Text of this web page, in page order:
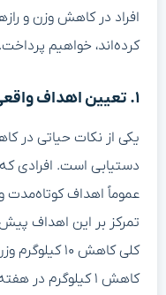
افراد در کاهش وزن و
کرده‌اند، خواهیم پرداخت.
۱. تعیین اهداف واقعی
یکی از نکات حیاتی در
دستیابی است. افرادی
عموماً اهداف
تمرکز بر این اهداف
کلی کاهش ۱۰
کاهش ۱ کیلوگرم